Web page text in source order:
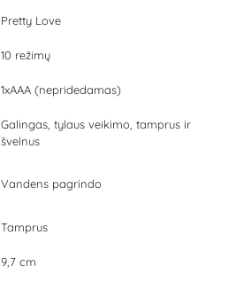
Pretty Love
10 režimų
1xAAA (nepridedamas)
Galingas, tylaus veikimo, tamprus ir
švelnus
Vandens pagrindo
Tamprus
9,7 cm